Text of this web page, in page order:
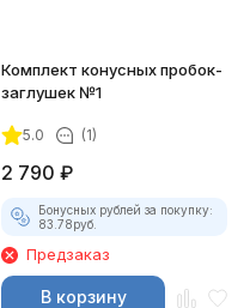
Комплект конусных пробок-
заглушек №1
5.0 (1)
2 790 ₽
Бонусных рублей за покупку:
83.78руб.
Предзаказ
В корзину